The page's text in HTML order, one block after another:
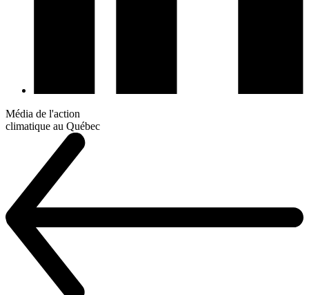
Média de l'action
climatique au Québec